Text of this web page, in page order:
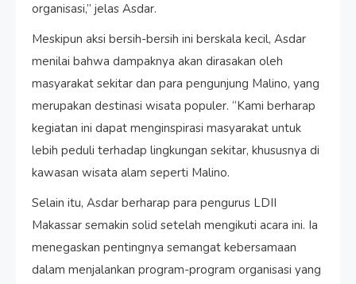
organisasi,” jelas Asdar.
Meskipun aksi bersih-bersih ini berskala kecil, Asdar
menilai bahwa dampaknya akan dirasakan oleh
masyarakat sekitar dan para pengunjung Malino, yang
merupakan destinasi wisata populer. “Kami berharap
kegiatan ini dapat menginspirasi masyarakat untuk
lebih peduli terhadap lingkungan sekitar, khususnya di
kawasan wisata alam seperti Malino.
Selain itu, Asdar berharap para pengurus LDII
Makassar semakin solid setelah mengikuti acara ini. Ia
menegaskan pentingnya semangat kebersamaan
dalam menjalankan program-program organisasi yang